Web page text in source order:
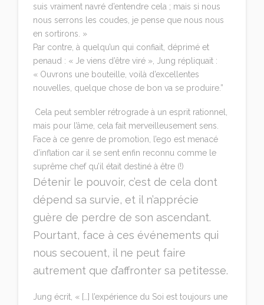
suis vraiment navré d’entendre cela ; mais si nous
nous serrons les coudes, je pense que nous nous
en sortirons. »
Par contre, à quelqu’un qui confiait, déprimé et
penaud : « Je viens d’être viré », Jung répliquait :
« Ouvrons une bouteille, voilà d’excellentes
nouvelles, quelque chose de bon va se produire.”
Cela peut sembler rétrograde à un esprit rationnel,
mais pour l’âme, cela fait merveilleusement sens.
Face à ce genre de promotion, l’ego est menacé
d’inflation car il se sent enfin reconnu comme le
suprême chef qu’il était destiné à être (!)
Détenir le pouvoir, c’est de cela dont
dépend sa survie, et il n’apprécie
guère de perdre de son ascendant.
Pourtant, face à ces événements qui
nous secouent, il ne peut faire
autrement que d’affronter sa petitesse.
Jung écrit, « […] l’expérience du Soi est toujours une